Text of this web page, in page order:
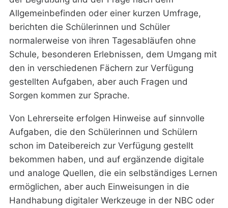
Allgemeinbefinden oder einer kurzen Umfrage,
berichten die Schülerinnen und Schüler
normalerweise von ihren Tagesabläufen ohne
Schule, besonderen Erlebnissen, dem Umgang mit
den in verschiedenen Fächern zur Verfügung
gestellten Aufgaben, aber auch Fragen und
Sorgen kommen zur Sprache.
Von Lehrerseite erfolgen Hinweise auf sinnvolle
Aufgaben, die den Schülerinnen und Schülern
schon im Dateibereich zur Verfügung gestellt
bekommen haben, und auf ergänzende digitale
und analoge Quellen, die ein selbständiges Lernen
ermöglichen, aber auch Einweisungen in die
Handhabung digitaler Werkzeuge in der NBC oder